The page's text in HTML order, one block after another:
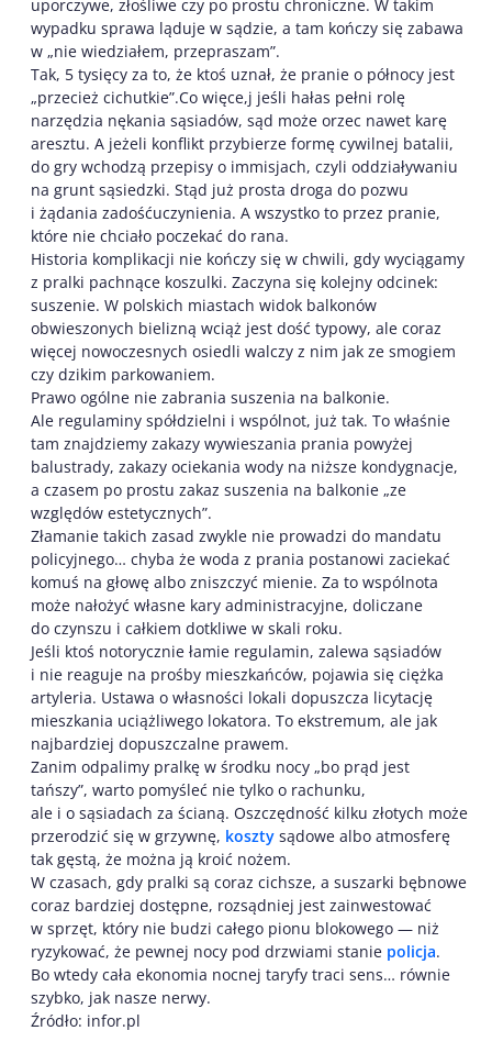
uporczywe, złośliwe czy po prostu chroniczne. W takim
wypadku sprawa ląduje w sądzie, a tam kończy się zabawa
w „nie wiedziałem, przepraszam”.
Tak, 5 tysięcy za to, że ktoś uznał, że pranie o północy jest
„przecież cichutkie”.Co więce,j jeśli hałas pełni rolę
narzędzia nękania sąsiadów, sąd może orzec nawet karę
aresztu. A jeżeli konflikt przybierze formę cywilnej batalii,
do gry wchodzą przepisy o immisjach, czyli oddziaływaniu
na grunt sąsiedzki. Stąd już prosta droga do pozwu
i żądania zadośćuczynienia. A wszystko to przez pranie,
które nie chciało poczekać do rana.
Historia komplikacji nie kończy się w chwili, gdy wyciągamy
z pralki pachnące koszulki. Zaczyna się kolejny odcinek:
suszenie. W polskich miastach widok balkonów
obwieszonych bielizną wciąż jest dość typowy, ale coraz
więcej nowoczesnych osiedli walczy z nim jak ze smogiem
czy dzikim parkowaniem.
Prawo ogólne nie zabrania suszenia na balkonie.
Ale regulaminy spółdzielni i wspólnot, już tak. To właśnie
tam znajdziemy zakazy wywieszania prania powyżej
balustrady, zakazy ociekania wody na niższe kondygnacje,
a czasem po prostu zakaz suszenia na balkonie „ze
względów estetycznych”.
Złamanie takich zasad zwykle nie prowadzi do mandatu
policyjnego… chyba że woda z prania postanowi zaciekać
komuś na głowę albo zniszczyć mienie. Za to wspólnota
może nałożyć własne kary administracyjne, doliczane
do czynszu i całkiem dotkliwe w skali roku.
Jeśli ktoś notorycznie łamie regulamin, zalewa sąsiadów
i nie reaguje na prośby mieszkańców, pojawia się ciężka
artyleria. Ustawa o własności lokali dopuszcza licytację
mieszkania uciążliwego lokatora. To ekstremum, ale jak
najbardziej dopuszczalne prawem.
Zanim odpalimy pralkę w środku nocy „bo prąd jest
tańszy”, warto pomyśleć nie tylko o rachunku,
ale i o sąsiadach za ścianą. Oszczędność kilku złotych może
przerodzić się w grzywnę, koszty sądowe albo atmosferę
tak gęstą, że można ją kroić nożem.
W czasach, gdy pralki są coraz cichsze, a suszarki bębnowe
coraz bardziej dostępne, rozsądniej jest zainwestować
w sprzęt, który nie budzi całego pionu blokowego — niż
ryzykować, że pewnej nocy pod drzwiami stanie policja.
Bo wtedy cała ekonomia nocnej taryfy traci sens… równie
szybko, jak nasze nerwy.
Źródło: infor.pl